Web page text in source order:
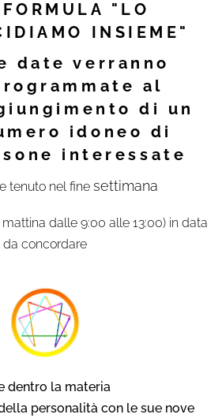
FORMULA "LO
INSIEME"
date verranno
al
di un
idoneo di
interessate
tenuto nel fine settimana
dalle 9:00 alle 13:00) in data
da concordare
dentro la materia
personalità con le sue nove